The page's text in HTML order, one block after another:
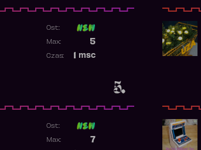
5.
Ost:
5
Max:
msc
Czas:
Ost:
7
Max: